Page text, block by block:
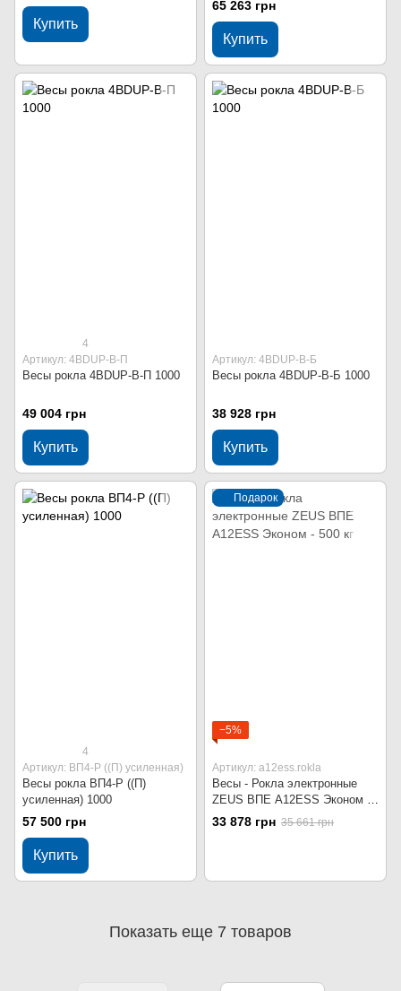
Купить
65 263 грн
Купить
4
Артикул: 4BDUP-В-П
Весы рокла 4BDUP-В-П 1000
49 004 грн
Купить
Артикул: 4BDUP-В-Б
Весы рокла 4BDUP-В-Б 1000
38 928 грн
Купить
4
Артикул: ВП4-Р ((П) усиленная)
Весы рокла ВП4-Р ((П)
усиленная) 1000
57 500 грн
Купить
Подарок
−5%
Артикул: a12ess.rokla
Весы - Рокла электронные
ZEUS ВПЕ A12ESS Эконом -
500 кг
33 878 грн 35 661 грн
Показать еще 7 товаров